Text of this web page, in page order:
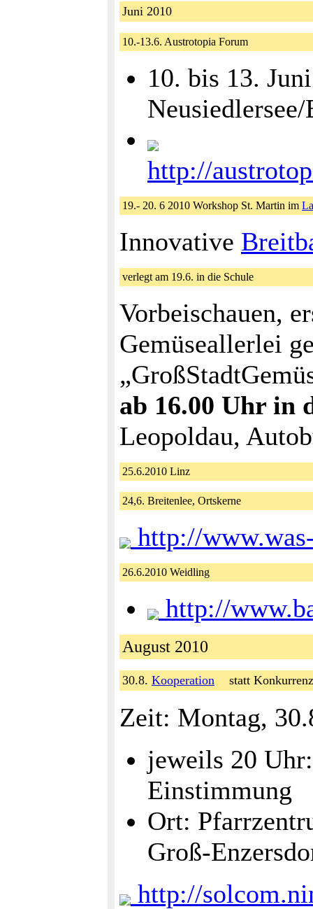
Juni 2010
10.-13.6. Austrotopia Forum
10. bis 13.
http://
19.- 20. 6 2010 Workshop St. Martin im
Innovative
verlegt am 19.6. in die Schule
Vorbeischauen,
Gemüseallerlei
ab 16.00 Uhr in
Leopoldau,
25.6.2010 Linz
24,6. Breitenlee, Ortskerne
http://
26.6.2010 Weidling
http://
August 2010
30.8. Kooperation statt
Zeit: Montag,
jeweils 20
Einstimmung
Ort:
Groß-
http://